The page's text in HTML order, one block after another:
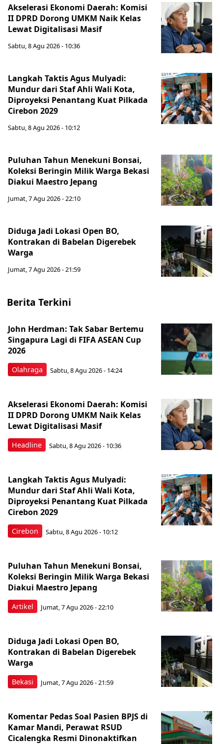
Akselerasi Ekonomi Daerah: Komisi
II DPRD Dorong UMKM Naik Kelas
Lewat Digitalisasi Masif
Sabtu, 8 Agu 2026 - 10:36
Langkah Taktis Agus Mulyadi:
Mundur dari Staf Ahli Wali Kota,
Diproyeksi Penantang Kuat Pilkada
Cirebon 2029
Sabtu, 8 Agu 2026 - 10:12
Puluhan Tahun Menekuni Bonsai,
Koleksi Beringin Milik Warga Bekasi
Diakui Maestro Jepang
Jumat, 7 Agu 2026 - 22:10
Diduga Jadi Lokasi Open BO,
Kontrakan di Babelan Digerebek
Warga
Jumat, 7 Agu 2026 - 21:59
Berita Terkini
Olahraga
John Herdman: Tak Sabar Bertemu
Singapura Lagi di FIFA ASEAN Cup
2026
Sabtu, 8 Agu 2026 - 14:24
Headline
Akselerasi Ekonomi Daerah: Komisi
II DPRD Dorong UMKM Naik Kelas
Lewat Digitalisasi Masif
Sabtu, 8 Agu 2026 - 10:36
Cirebon
Langkah Taktis Agus Mulyadi:
Mundur dari Staf Ahli Wali Kota,
Diproyeksi Penantang Kuat Pilkada
Cirebon 2029
Sabtu, 8 Agu 2026 - 10:12
Artikel
Puluhan Tahun Menekuni Bonsai,
Koleksi Beringin Milik Warga Bekasi
Diakui Maestro Jepang
Jumat, 7 Agu 2026 - 22:10
Bekasi
Diduga Jadi Lokasi Open BO,
Kontrakan di Babelan Digerebek
Warga
Jumat, 7 Agu 2026 - 21:59
Komentar Pedas Soal Pasien BPJS di
Kamar Mandi, Perawat RSUD
Cicalengka Resmi Dinonaktifkan